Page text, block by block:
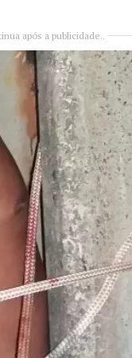
após a publicidade..